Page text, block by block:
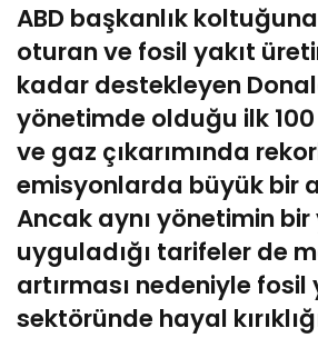
ABD başkanlık
oturan ve fosil yakıt
kadar destekleyen
yönetimde olduğu ilk
ve gaz çıkarımında
emisyonlarda büyük bir
Ancak aynı yönetimin
uyguladığı tarifeler de
artırması nedeniyle fosil
sektöründe hayal